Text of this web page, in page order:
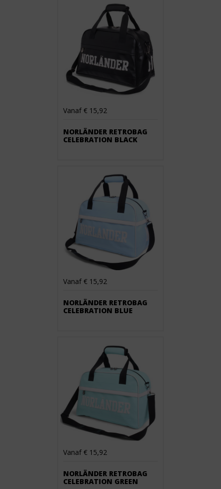
Vanaf € 15,92
NORLÄNDER RETROBAG
CELEBRATION BLACK
Vanaf € 15,92
NORLÄNDER RETROBAG
CELEBRATION BLUE
Vanaf € 15,92
NORLÄNDER RETROBAG
CELEBRATION GREEN